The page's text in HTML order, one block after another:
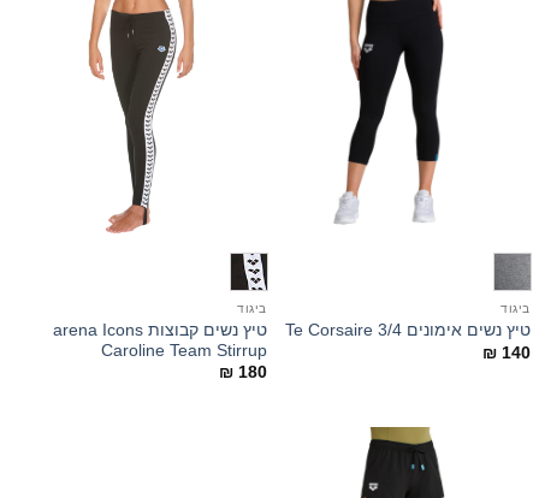
ביגוד
טיץ נשים אימונים 3/4 Te Corsaire
₪ 140
ביגוד
טיץ נשים קבוצות arena Icons
Caroline Team Stirrup
₪ 180